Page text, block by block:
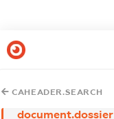
CAHEADER.SEARCH
document.dossier